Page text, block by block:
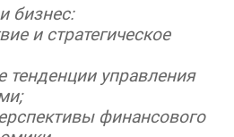
бизнес:
и стратегическое
тенденции управления
финансового